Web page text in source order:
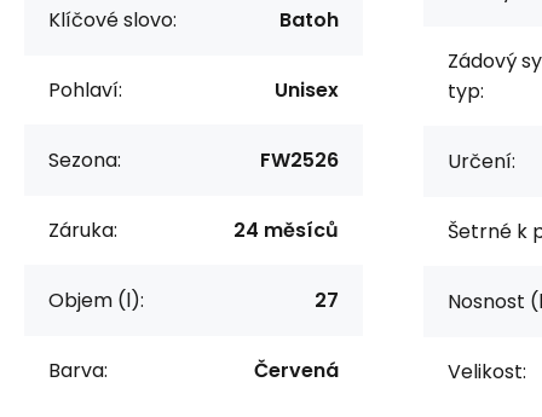
Klíčové slovo: Batoh
Pohlaví: Unisex
Sezona: FW2526
Záruka: 24 měsíců
Objem (l): 27
Barva: Červená
Zádový
typ:
Určení:
Šetrné k
Nosnost
Velikost: